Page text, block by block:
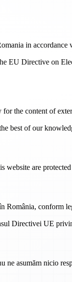
in
EU Directive on
the content of
best of our
website are
România,
Directivei UE
ne asumăm nicio